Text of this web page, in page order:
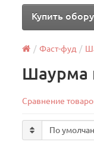
Купить
Фаст-фуд
Шаурма
Сравнение